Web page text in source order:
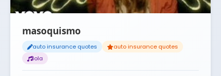
masoquismo
auto insurance quotes
auto insurance quotes
lola